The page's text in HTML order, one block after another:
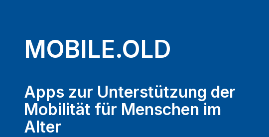
MOBILE.OLD
Apps zur Unterstützung der
Mobilität für Menschen im
Alter